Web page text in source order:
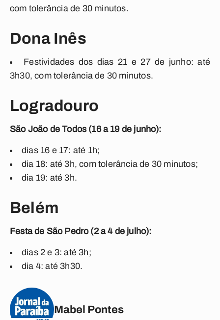
com tolerância de 30 minutos.
Dona Inês
Festividades dos dias 21 e 27 de junho: até
3h30, com tolerância de 30 minutos.
Logradouro
São João de Todos (16 a 19 de junho):
dias 16 e 17: até 1h;
dia 18: até 3h, com tolerância de 30 minutos;
dia 19: até 3h.
Belém
Festa de São Pedro (2 a 4 de julho):
dias 2 e 3: até 3h;
dia 4: até 3h30.
Mabel Pontes